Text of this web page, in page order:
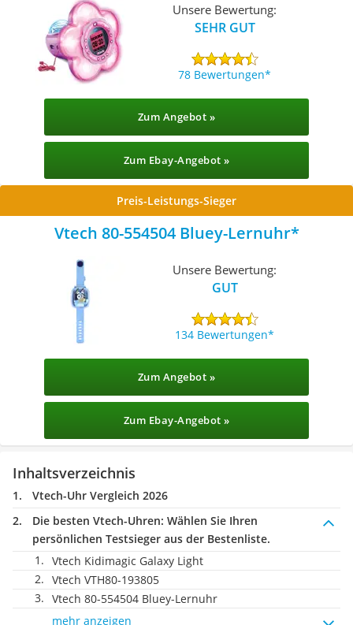
Unsere Bewertung:
SEHR GUT
78 Bewertungen
Zum Angebot »
Zum Ebay-Angebot »
Preis-Leistungs-Sieger
Vtech 80-554504 Bluey-Lernuhr
Unsere Bewertung:
GUT
134 Bewertungen
Zum Angebot »
Zum Ebay-Angebot »
Inhaltsverzeichnis
Vtech-Uhr Vergleich 2026
Die besten Vtech-Uhren: Wählen Sie Ihren
persönlichen Testsieger aus der Bestenliste.
Vtech Kidimagic Galaxy Light
Vtech VTH80-193805
Vtech 80-554504 Bluey-Lernuhr
mehr anzeigen